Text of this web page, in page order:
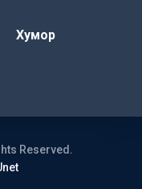
Хумор
Reserved.